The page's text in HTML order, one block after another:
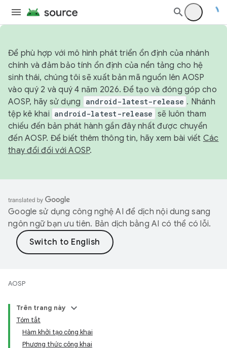
Để phù hợp với mô hình phát triển ổn định của nhánh
chính và đảm bảo tính ổn định của nền tảng cho hệ
sinh thái, chúng tôi sẽ xuất bản mã nguồn lên AOSP
vào quý 2 và quý 4 năm 2026. Để tạo và đóng góp cho
AOSP, hãy sử dụng
android-latest-release . Nhánh
tệp kê khai android-latest-release sẽ luôn tham
chiếu đến bản phát hành gần đây nhất được chuyển
đến AOSP. Để biết thêm thông tin, hãy xem bài viết Các
thay đổi đối với AOSP.
Google sử dụng công nghệ AI để dịch nội dung sang
ngôn ngữ bạn ưu tiên. Bản dịch bằng AI có thể có lỗi.
AOSP
Trên trang này
Tóm tắt
Hàm khởi tạo công khai
Phương thức công khai